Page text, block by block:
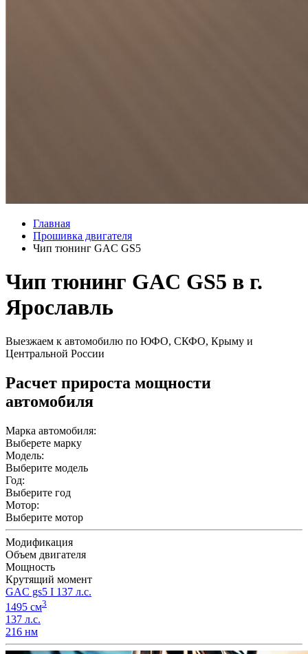
Главная
Прошивка двигателя
Чип тюнинг GAC GS5
Чип тюнинг GAC GS5 в г.
Ярославль
Выезжаем к автомобилю по ЮФО, СКФО, Крыму и
Центральной России
Расчет прироста мощности
автомобиля
Марка автомобиля:
Выберете марку
Модель:
Выберите модель
Год:
Выберите год
Мотор:
Выберите мотор
Модификация
Объем двигателя
Мощность
Крутящий момент
GAC gs5 I 137 л.с.
1495 см3
137 л.с.
216 нм